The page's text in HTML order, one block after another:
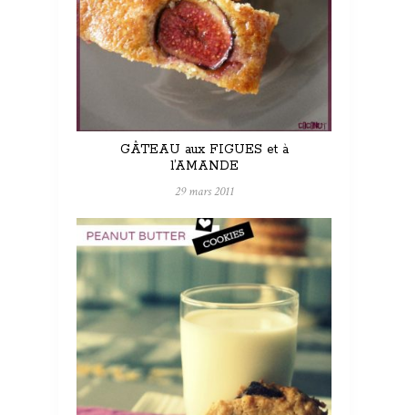
GÂTEAU aux FIGUES et à
l’AMANDE
29 mars 2011